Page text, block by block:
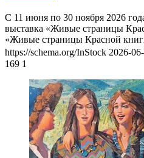
С 11 июня по 30 ноября 2026
выставка «Живые страницы
«Живые страницы Красной
https://schema.org/InStock 2026-
169 1